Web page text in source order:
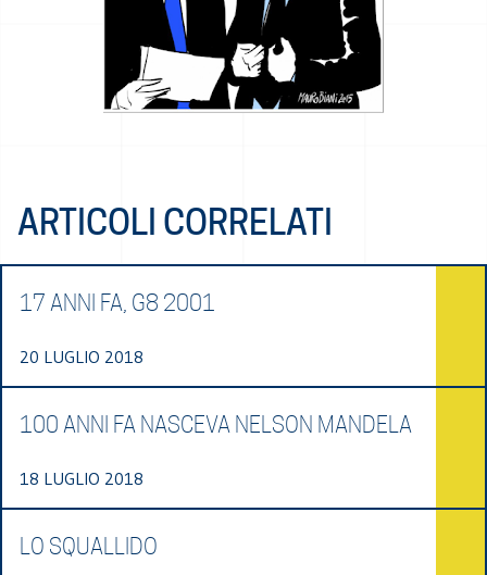
ARTICOLI CORRELATI
17 ANNI FA, G8 2001
20 LUGLIO 2018
100 ANNI FA NASCEVA NELSON MANDELA
18 LUGLIO 2018
LO SQUALLIDO